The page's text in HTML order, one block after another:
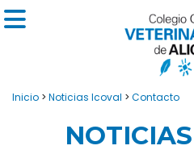
Inicio > Noticias Icoval > Contacto